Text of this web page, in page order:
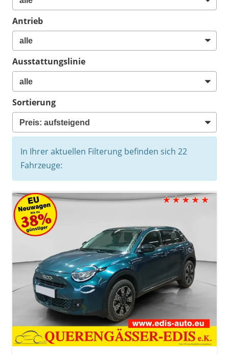
Antrieb
Ausstattungslinie
Sortierung
In Ihrer aktuellen Filterung befinden sich 22
Fahrzeuge: